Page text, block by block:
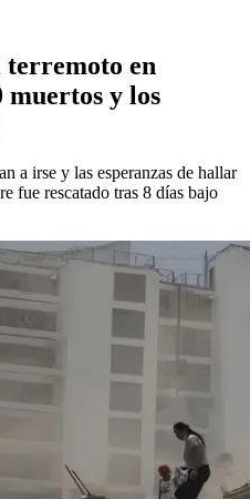
terremoto en
muertos y los
a irse y las esperanzas de hallar
fue rescatado tras 8 días bajo